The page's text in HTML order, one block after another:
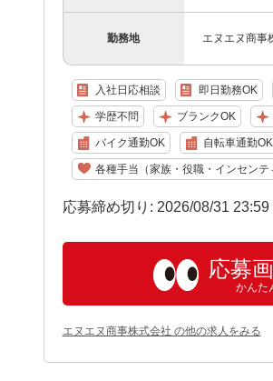
勤務地 エヌエヌ商
入社日応相談 即日勤務OK
学歴不問 ブランクOK
バイク通勤OK 自転車通勤OK
各種手当（家族・役職・インセンテ
応募締め切り: 2026/08/31 23:59
応募
かんた
エヌエヌ商事株式会社 の他の求人をみる